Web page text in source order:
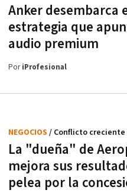
Anker desembarca
estrategia que
audio premium
PoriProfesional
La "dueña" de
mejora sus
pelea por la
NEGOCIOS / Conflicto creciente